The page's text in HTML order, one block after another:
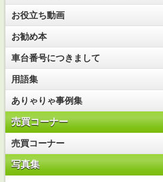
お役立ち動画
お勧め本
車台番号につきまして
用語集
ありゃりゃ事例集
売買コーナー
売買コーナー
写真集